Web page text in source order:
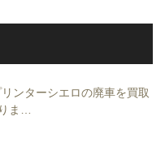
ンターシエロの廃車を買取
ま…